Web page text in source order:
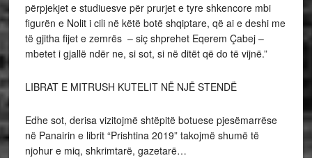
përpjekjet e studiuesve për prurjet e tyre shkencore mbi
figurën e Nolit i cili në këtë botë shqiptare, që ai e deshi me
të gjitha fijet e zemrës – siç shprehet Eqerem Çabej –
mbetet i gjallë ndër ne, si sot, si në ditët që do të vijnë.”
LIBRAT E MITRUSH KUTELIT NË NJË STENDË
Edhe sot, derisa vizitojmë shtëpitë botuese pjesëmarrëse
në Panairin e librit “Prishtina 2019” takojmë shumë të
njohur e miq, shkrimtarë, gazetarë…